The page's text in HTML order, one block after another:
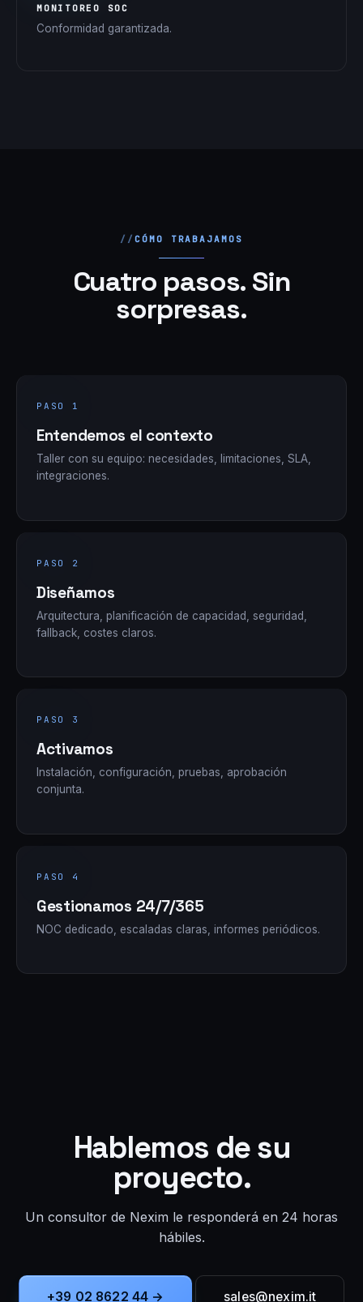
MONITOREO SOC
Conformidad garantizada.
CÓMO TRABAJAMOS
Cuatro pasos. Sin
sorpresas.
PASO 1
Entendemos el contexto
Taller con su equipo: necesidades, limitaciones, SLA,
integraciones.
PASO 2
Diseñamos
Arquitectura, planificación de capacidad, seguridad,
fallback, costes claros.
PASO 3
Activamos
Instalación, configuración, pruebas, aprobación
conjunta.
PASO 4
Gestionamos 24/7/365
NOC dedicado, escaladas claras, informes periódicos.
Hablemos de su
proyecto.
Un consultor de Nexim le responderá en 24 horas
hábiles.
+39 02 8622 44 → sales@nexim.it